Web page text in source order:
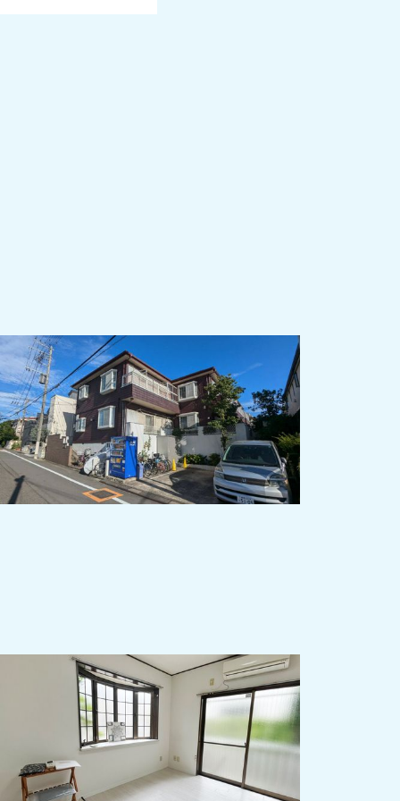
2024-11-08
広大な敷地の善福寺公園徒歩圏内！！閑静
な住宅地で生活環境GOODなお部屋です＾
＾
本気で探している方ならわかるこの安さ！
今ならお得な礼金＆仲介手数料ZERO＾＾